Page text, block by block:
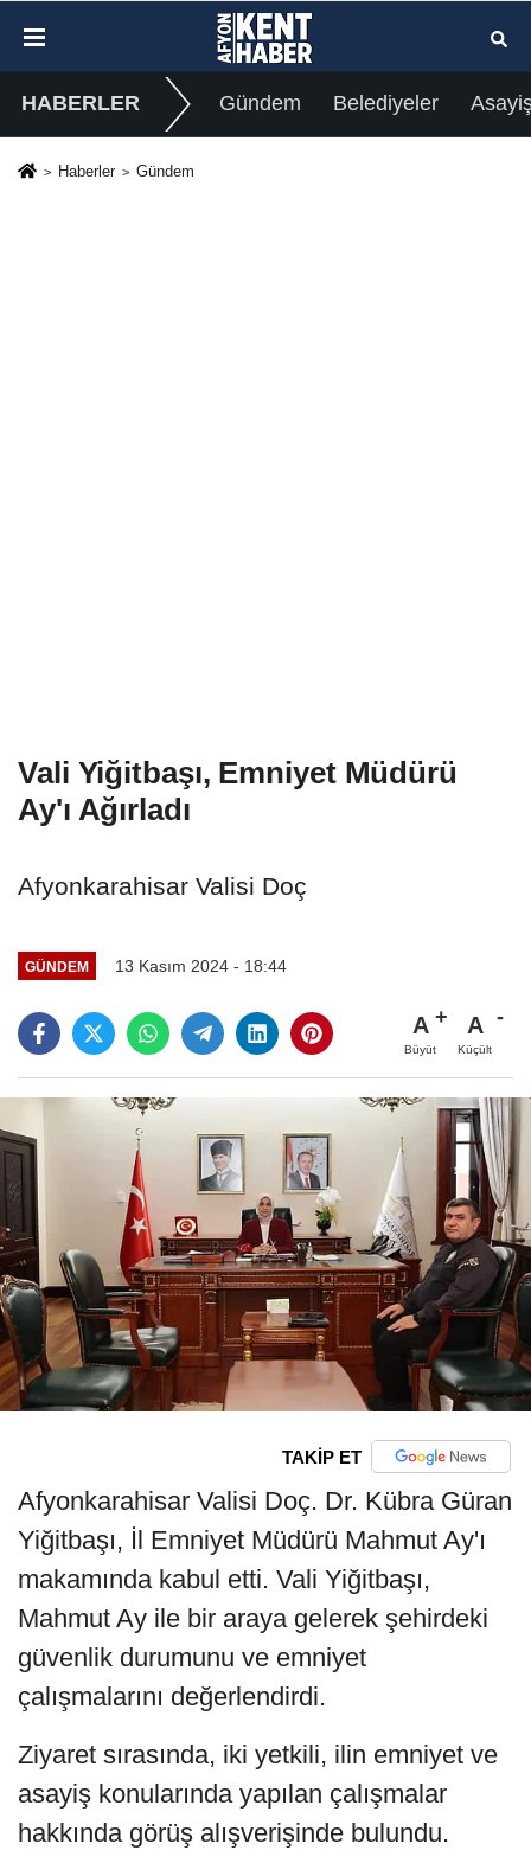
HABERLER Gündem Belediyeler
Haberler Gündem
Vali Yiğitbaşı, Emniyet Müdürü
Ay'ı Ağırladı
Afyonkarahisar Valisi Doç
GÜNDEM 13 Kasım 2024 - 18:44
A
Büyüt
A
Küçült
TAKİP ET
Afyonkarahisar Valisi Doç. Dr. Kübra Güran
Yiğitbaşı, İl Emniyet Müdürü Mahmut Ay'ı
makamında kabul etti. Vali Yiğitbaşı,
Mahmut Ay ile bir araya gelerek şehirdeki
güvenlik durumunu ve emniyet
çalışmalarını değerlendirdi.
Ziyaret sırasında, iki yetkili, ilin emniyet ve
asayiş konularında yapılan çalışmalar
hakkında görüş alışverişinde bulundu.